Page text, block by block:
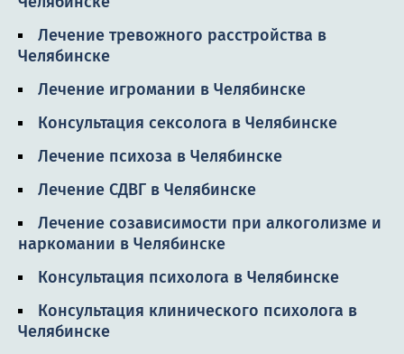
Лечение тревожного расстройства в
Челябинске
Лечение игромании в Челябинске
Консультация сексолога в Челябинске
Лечение психоза в Челябинске
Лечение СДВГ в Челябинске
Лечение созависимости при алкоголизме и
наркомании в Челябинске
Консультация психолога в Челябинске
Консультация клинического психолога в
Челябинске